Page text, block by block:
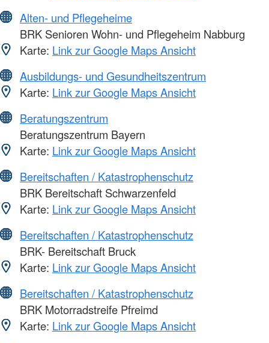
Alten- und Pflegeheime
BRK Senioren Wohn- und Pflegeheim Nabburg
Karte: Link zur Google Maps Ansicht
Ausbildungs- und Gesundheitszentrum
Karte: Link zur Google Maps Ansicht
Beratungszentrum
Beratungszentrum Bayern
Karte: Link zur Google Maps Ansicht
Bereitschaften / Katastrophenschutz
BRK Bereitschaft Schwarzenfeld
Karte: Link zur Google Maps Ansicht
Bereitschaften / Katastrophenschutz
BRK- Bereitschaft Bruck
Karte: Link zur Google Maps Ansicht
Bereitschaften / Katastrophenschutz
BRK Motorradstreife Pfreimd
Karte: Link zur Google Maps Ansicht